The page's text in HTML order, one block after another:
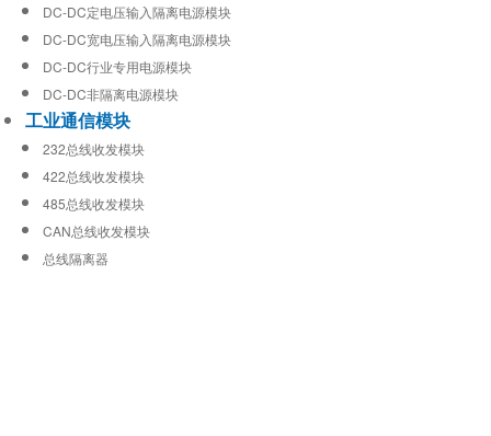
DC-DC定电压输入隔离电源模块
DC-DC宽电压输入隔离电源模块
DC-DC行业专用电源模块
DC-DC非隔离电源模块
工业通信模块
232总线收发模块
422总线收发模块
485总线收发模块
CAN总线收发模块
总线隔离器